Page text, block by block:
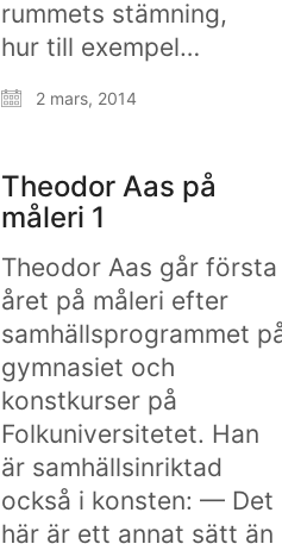
rummets stämning,
hur till exempel…
2 mars, 2014
Theodor Aas på
måleri 1
Theodor Aas går första
året på måleri efter
samhällsprogrammet
gymnasiet och
konstkurser på
Folkuniversitetet. Han
är samhällsinriktad
också i konsten: — Det
här är ett annat sätt än